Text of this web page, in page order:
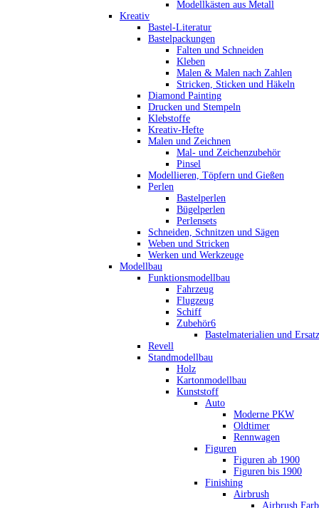
Modellkästen aus Metall
Kreativ
Bastel-Literatur
Bastelpackungen
Falten und Schneiden
Kleben
Malen & Malen nach Zahlen
Stricken, Sticken und Häkeln
Diamond Painting
Drucken und Stempeln
Klebstoffe
Kreativ-Hefte
Malen und Zeichnen
Mal- und Zeichenzubehör
Pinsel
Modellieren, Töpfern und Gießen
Perlen
Bastelperlen
Bügelperlen
Perlensets
Schneiden, Schnitzen und Sägen
Weben und Stricken
Werken und Werkzeuge
Modellbau
Funktionsmodellbau
Fahrzeug
Flugzeug
Schiff
Zubehör6
Bastelmaterialien und
Revell
Standmodellbau
Holz
Kartonmodellbau
Kunststoff
Auto
Moderne PKW
Oldtimer
Rennwagen
Figuren
Figuren ab 1900
Figuren bis 1900
Finishing
Airbrush
Airbrush